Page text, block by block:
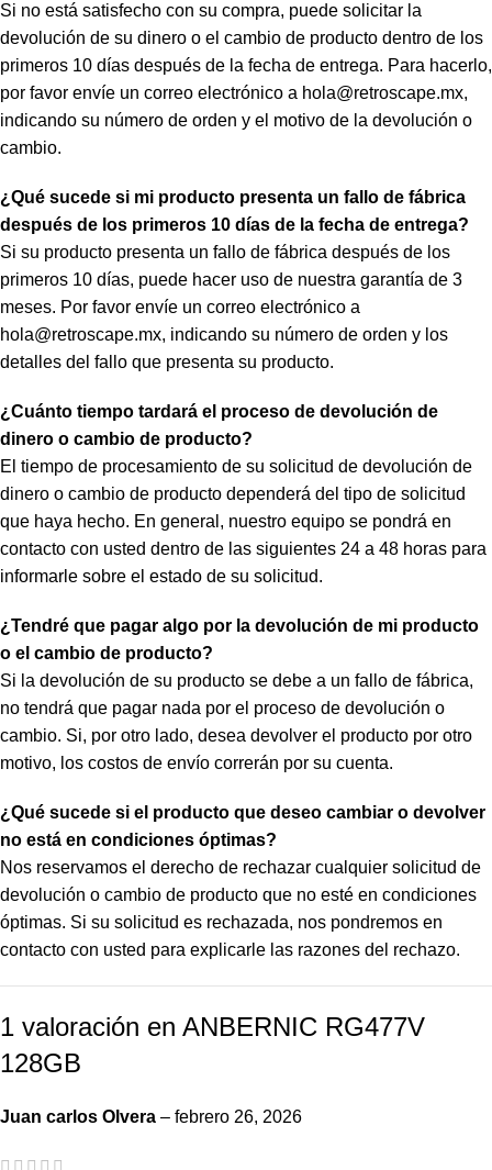
Si no está satisfecho con su compra, puede solicitar la
devolución de su dinero o el cambio de producto dentro de los
primeros 10 días después de la fecha de entrega. Para hacerlo,
por favor envíe un correo electrónico a hola@retroscape.mx,
indicando su número de orden y el motivo de la devolución o
cambio.
¿Qué sucede si mi producto presenta un fallo de fábrica
después de los primeros 10 días de la fecha de entrega?
Si su producto presenta un fallo de fábrica después de los
primeros 10 días, puede hacer uso de nuestra garantía de 3
meses. Por favor envíe un correo electrónico a
hola@retroscape.mx, indicando su número de orden y los
detalles del fallo que presenta su producto.
¿Cuánto tiempo tardará el proceso de devolución de
dinero o cambio de producto?
El tiempo de procesamiento de su solicitud de devolución de
dinero o cambio de producto dependerá del tipo de solicitud
que haya hecho. En general, nuestro equipo se pondrá en
contacto con usted dentro de las siguientes 24 a 48 horas para
informarle sobre el estado de su solicitud.
¿Tendré que pagar algo por la devolución de mi producto
o el cambio de producto?
Si la devolución de su producto se debe a un fallo de fábrica,
no tendrá que pagar nada por el proceso de devolución o
cambio. Si, por otro lado, desea devolver el producto por otro
motivo, los costos de envío correrán por su cuenta.
¿Qué sucede si el producto que deseo cambiar o devolver
no está en condiciones óptimas?
Nos reservamos el derecho de rechazar cualquier solicitud de
devolución o cambio de producto que no esté en condiciones
óptimas. Si su solicitud es rechazada, nos pondremos en
contacto con usted para explicarle las razones del rechazo.
1 valoración en ANBERNIC RG477V
128GB
Juan carlos Olvera – febrero 26, 2026